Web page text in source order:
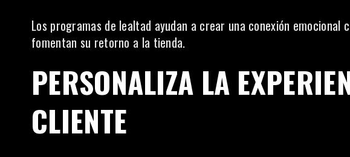
Los programas de lealtad ayudan a crear una conexión emocional
fomentan su retorno a la tienda.
PERSONALIZA LA
CLIENTE